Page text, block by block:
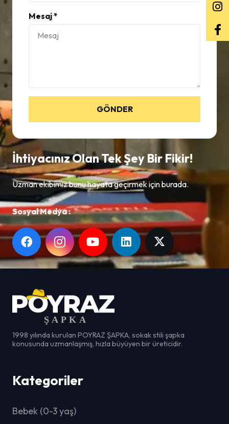
Mesaj *
GÖNDER
İhtiyacınız Olan Tek Şey Bir Fikir!
Uzman ekibimiz bunu hayata geçirmek için burada.
Sosyal Medya :
1998 yılında kurulan POYRAZ ŞAPKA, sokak stili şapka
konusunda uzmanlaşmış, hızla büyüyen bir üreticidir.
Kategoriler
Bebek (0-3 yaş)